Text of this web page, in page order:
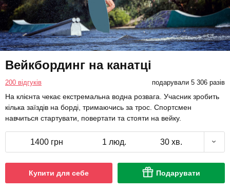
Вейкбординг на канатці
200 відгуків подарували 5 306 разів
На клієнта чекає екстремальна водна розвага. Учасник зробить
кілька заїздів на борді, тримаючись за трос. Спортсмен
навчиться стартувати, повертати та стояти на вейку.
1400 грн 1 люд. 30 хв.
Купити для себе Подарувати